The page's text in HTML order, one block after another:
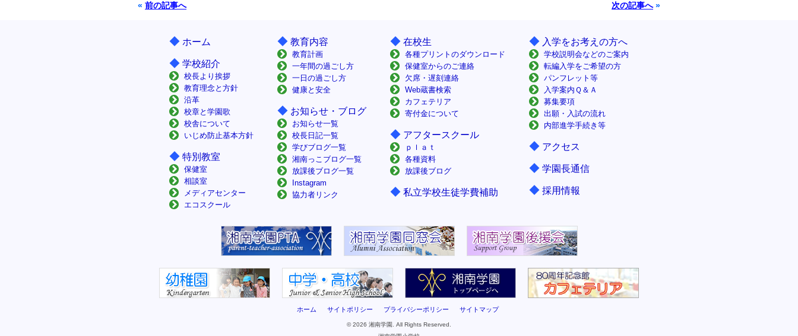
« 前の記事へ 次の記事へ»
◆ ホーム
◆ 学校紹介
校長より挨拶
教育理念と方針
沿革
校章と学園歌
校舎について
いじめ防止基本方針
◆ 特別教室
保健室
相談室
メディアセンター
エコスクール
◆ 教育内容
教育計画
一年間の過ごし方
一日の過ごし方
健康と安全
◆ お知らせ・ブログ
お知らせ一覧
校長日記一覧
学びブログ一覧
湘南っこブログ一覧
放課後ブログ一覧
Instagram
協力者リンク
◆ 在校生
各種プリントのダウンロード
保健室からのご連絡
欠席・遅刻連絡
Web蔵書検索
カフェテリア
寄付金について
◆ アフタースクール
ｐｌａｔ
各種資料
放課後ブログ
◆ 私立学校生徒学費補助
◆ 入学をお考えの方へ
学校説明会などのご案内
転編入学をご希望の方
パンフレット等
入学案内Ｑ＆Ａ
募集要項
出願・入試の流れ
内部進学手続き等
◆ アクセス
◆ 学園長通信
◆ 採用情報
ホーム サイトポリシー プライバシーポリシー サイトマップ
© 2026 湘南学園. All Rights Reserved.